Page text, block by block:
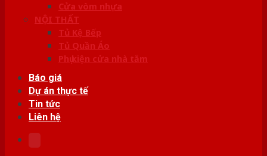
Cửa vòm nhựa
NỘI THẤT
Tủ Kệ Bếp
Tủ Quần Áo
Phụ kiện cửa nhà tắm
Báo giá
Dự án thực tế
Tin tức
Liên hệ